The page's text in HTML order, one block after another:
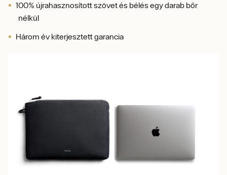
100% újrahasznosított szövet és bélés egy darab bőr
nélkül
Három év kiterjesztett garancia